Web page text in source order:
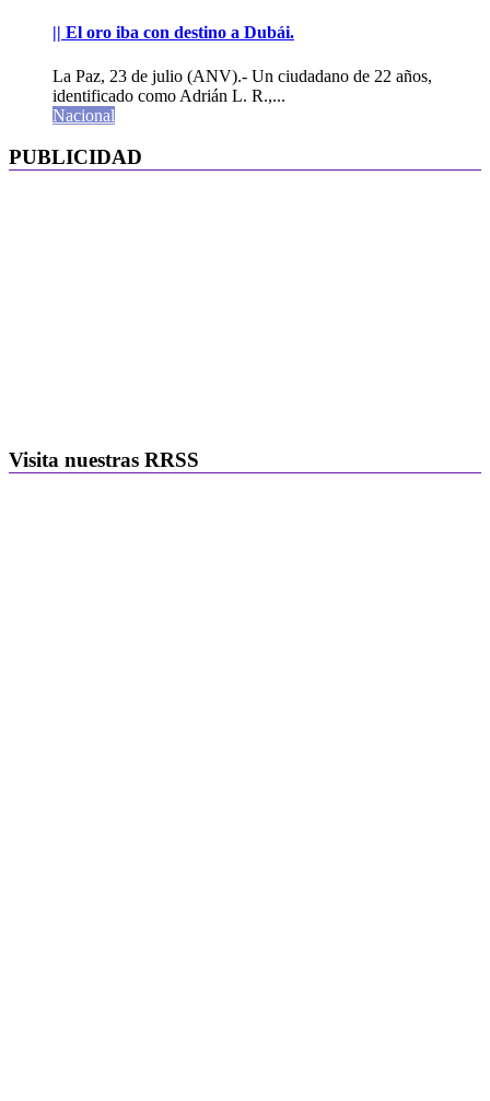
|| El oro iba con destino a Dubái.
La Paz, 23 de julio (ANV).- Un ciudadano de 22 años,
identificado como Adrián L. R.,...
Nacional
PUBLICIDAD
Visita nuestras RRSS